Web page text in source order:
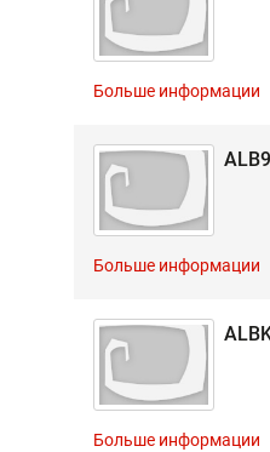
Больше информации
Больше информации
Больше информации